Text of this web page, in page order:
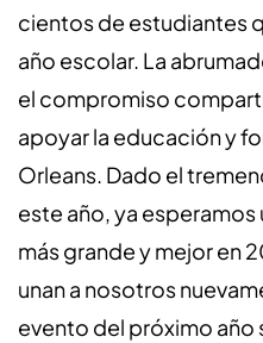
cientos de estudiantes
año escolar. La
el compromiso
apoyar la educación y
Orleans. Dado el
este año, ya
más grande y mejor en
unan a nosotros
evento del próximo año